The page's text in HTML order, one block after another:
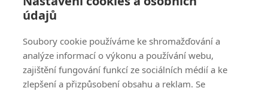
údajů
Soubory cookie používáme ke shromažďování a
analýze informací o výkonu a používání webu,
zajištění fungování funkcí ze sociálních médií a ke
zlepšení a přizpůsobení obsahu a reklam. Se
Oblíbené způsoby platby: